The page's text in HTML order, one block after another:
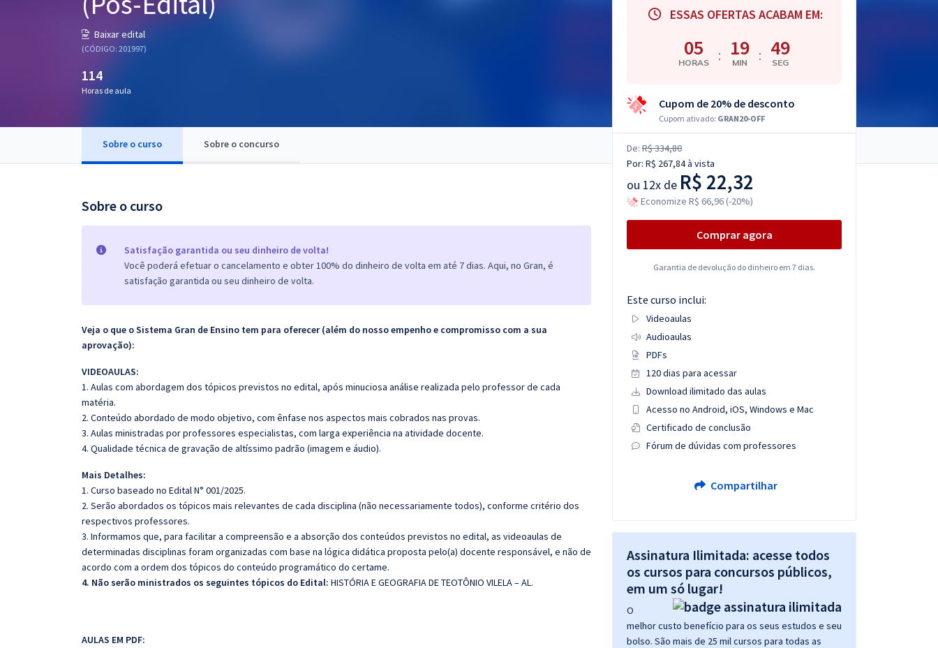
Baixar edital
(CÓDIGO: 201997)
114
Horas de aula
Sobre o curso Sobre o concurso
Sobre o curso
Satisfação garantida ou seu dinheiro de volta!
Você poderá efetuar o cancelamento e obter 100% do dinheiro de volta em até 7 dias. Aqui, no Gran, é
satisfação garantida ou seu dinheiro de volta.
Veja o que o Sistema Gran de Ensino tem para oferecer (além do nosso empenho e compromisso com a sua
aprovação):
VIDEOAULAS:
1. Aulas com abordagem dos tópicos previstos no edital, após minuciosa análise realizada pelo professor de cada
matéria.
2. Conteúdo abordado de modo objetivo, com ênfase nos aspectos mais cobrados nas provas.
3. Aulas ministradas por professores especialistas, com larga experiência na atividade docente.
4. Qualidade técnica de gravação de altíssimo padrão (imagem e áudio).
Mais Detalhes:
1. Curso baseado no Edital N° 001/2025.
2. Serão abordados os tópicos mais relevantes de cada disciplina (não necessariamente todos), conforme critério dos
respectivos professores.
3. Informamos que, para facilitar a compreensão e a absorção dos conteúdos previstos no edital, as videoaulas de
determinadas disciplinas foram organizadas com base na lógica didática proposta pelo(a) docente responsável, e não de
acordo com a ordem dos tópicos do conteúdo programático do certame.
4. Não serão ministrados os seguintes tópicos do Edital: HISTÓRIA E GEOGRAFIA DE TEOTÔNIO VILELA – AL.
AULAS EM PDF:
ESSAS OFERTAS ACABAM EM:
05
HORAS : 19
MIN : 48
SEG
Cupom de 20% de desconto
Cupom ativado: GRAN20-OFF
De: R$ 334,80
Por: R$ 267,84à vista
ou 12x de R$ 22,32
Economize R$ 66,96 (-20%)
Comprar agora
Garantia de devolução do dinheiro em 7 dias.
Este curso inclui:
Videoaulas
Audioaulas
PDFs
120 dias para acessar
Download ilimitado das aulas
Acesso no Android, iOS, Windows e Mac
Certificado de conclusão
Fórum de dúvidas com professores
Compartilhar
Assinatura Ilimitada: acesse todos
os cursos para concursos públicos,
em um só lugar!
O
melhor custo benefício para os seus estudos e seu
bolso. São mais de 25 mil cursos para todas as